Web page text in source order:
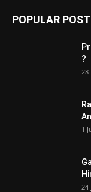
POPULAR
?
28
1
24